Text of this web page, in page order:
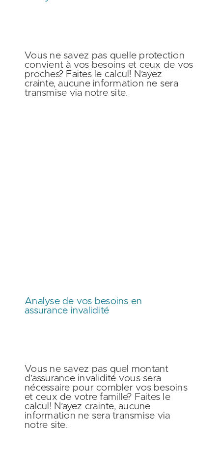
Vous ne savez pas quelle protection
convient à vos besoins et ceux de vos
proches? Faites le calcul! N’ayez
crainte, aucune information ne sera
transmise via notre site.
Analyse de vos besoins en
assurance invalidité
Vous ne savez pas quel montant
d’assurance invalidité vous sera
nécessaire pour combler vos besoins
et ceux de votre famille? Faites le
calcul! N’ayez crainte, aucune
information ne sera transmise via
notre site.